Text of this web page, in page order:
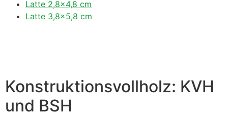
Latte 2,8×4,8 cm
Latte 3,8×5,8 cm
Konstruktionsvollholz: KVH
und BSH